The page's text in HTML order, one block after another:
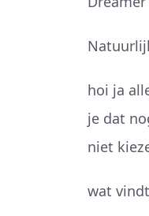
hoi ja
je dat
niet
wat